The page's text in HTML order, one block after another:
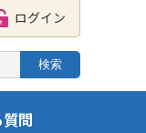
ログイン
問